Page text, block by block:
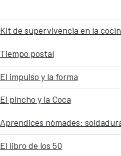
Kit de supervivencia en la
Tiempo postal
El impulso y la forma
El pincho y la Coca
Aprendices nómades:
El libro de los 50